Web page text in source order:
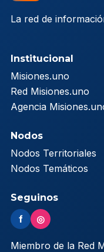
La red de
Institucional
Misiones.uno
Red Misiones.uno
Agencia
Nodos
Nodos Territoriales
Nodos Temáticos
Seguinos
f ◎
Miembro de la Red